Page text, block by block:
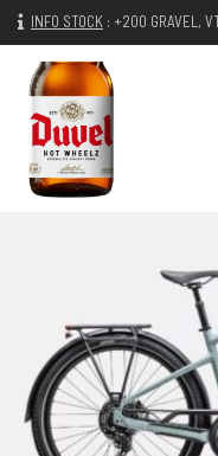
INFO STOCK : +200 GRAVEL, VTT,